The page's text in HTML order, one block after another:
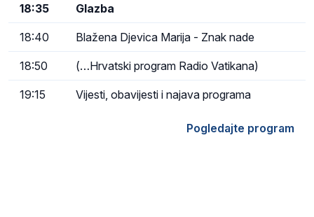
18:35 Glazba
18:40 Blažena Djevica Marija - Znak nade
18:50 (…Hrvatski program Radio Vatikana)
19:15 Vijesti, obavijesti i najava programa
Pogledajte program